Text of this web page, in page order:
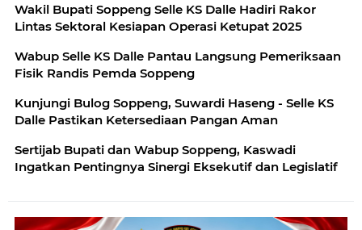
Wakil Bupati Soppeng Selle KS Dalle Hadiri Rakor
Lintas Sektoral Kesiapan Operasi Ketupat 2025
Wabup Selle KS Dalle Pantau Langsung Pemeriksaan
Fisik Randis Pemda Soppeng
Kunjungi Bulog Soppeng, Suwardi Haseng - Selle KS
Dalle Pastikan Ketersediaan Pangan Aman
Sertijab Bupati dan Wabup Soppeng, Kaswadi
Ingatkan Pentingnya Sinergi Eksekutif dan Legislatif